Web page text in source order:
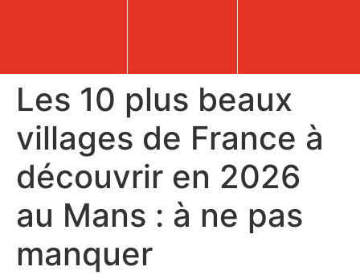
Les 10 plus beaux
villages de France à
découvrir en 2026
au Mans : à ne pas
manquer